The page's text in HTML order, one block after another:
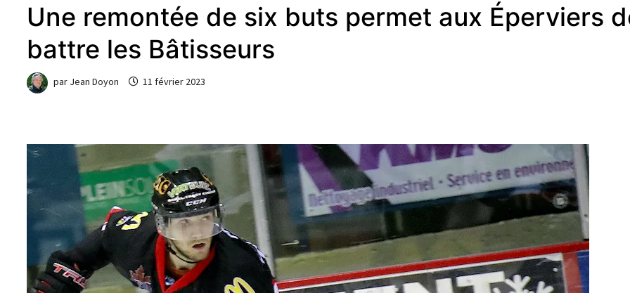
Une remontée de six buts permet aux Éperviers
battre les Bâtisseurs
par Jean Doyon 11 février 2023